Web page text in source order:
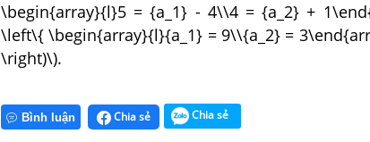
\begin{array}{l}5 = {a_1} - 4\\4 = {a_2} +
\left\{ \begin{array}{l}{a_1} = 9\\{a_2} =
\right)\).
Bình luận Chia sẻ Chia sẻ